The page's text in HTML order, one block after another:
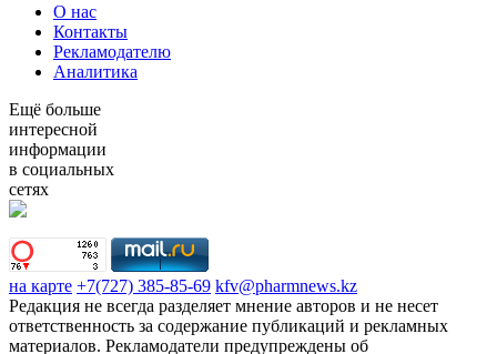
О нас
Контакты
Рекламодателю
Аналитика
Ещё больше
интересной
информации
в социальных
сетях
на карте +7(727) 385-85-69 kfv@pharmnews.kz
Редакция не всегда разделяет мнение авторов и не несет
ответственность за содержание публикаций и рекламных
материалов. Рекламодатели предупреждены об